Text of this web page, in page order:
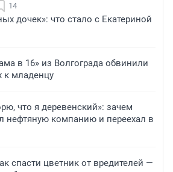
14
дочек»: что стало с Екатериной
в 16» из Волгограда обвинили
к младенцу
что я деревенский»: зачем
нефтяную компанию и переехал в
спасти цветник от вредителей —